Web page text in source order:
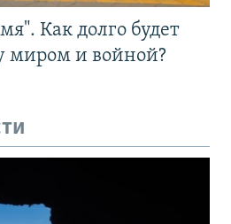
Как долго будет
миром и войной?